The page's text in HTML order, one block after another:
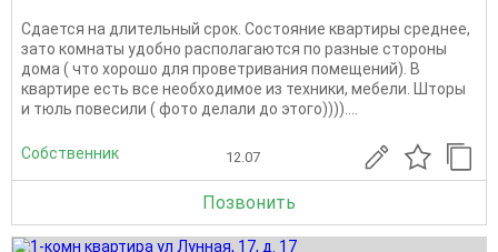
Сдается на длительный срок. Состояние квартиры среднее,
зато комнаты удобно располагаются по разные стороны
дома ( что хорошо для проветривания помещений). В
квартире есть все необходимое из техники, мебели. Шторы
и тюль повесили ( фото делали до этого))))....
Собственник 12.07
Позвонить